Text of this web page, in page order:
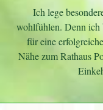
Ich lege
wohlfühlen. Denn ich
für eine
Nähe zum Rathaus